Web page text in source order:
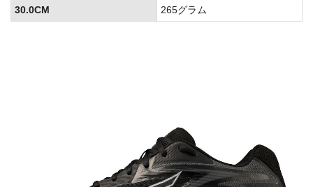
30.0CM
265グラム